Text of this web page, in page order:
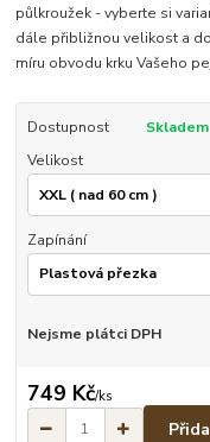
půlkroužek - vyberte si
dále přibližnou velikost a
míru obvodu krku Vašeho
Dostupnost
Skladem
Velikost
Zapínání
Nejsme plátci DPH
749 Kč/ks